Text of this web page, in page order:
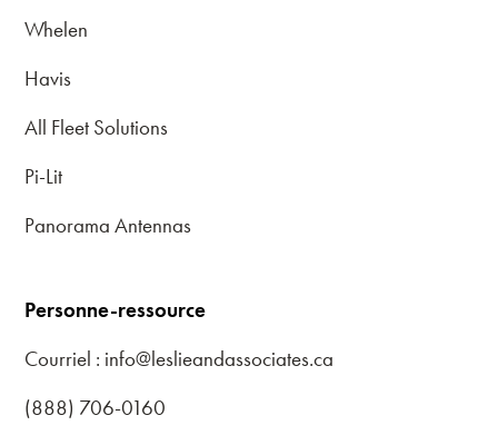
Whelen
Havis
All Fleet Solutions
Pi-Lit
Panorama Antennas
Personne-ressource
Courriel : info@leslieandassociates.ca
(888) 706-0160